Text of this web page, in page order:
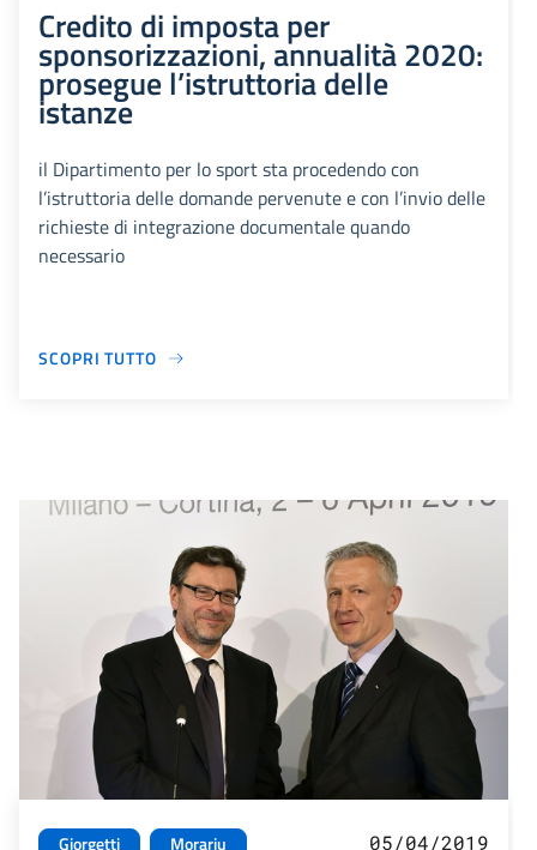
Credito di imposta per
sponsorizzazioni, annualità 2020:
prosegue l’istruttoria delle
istanze
il Dipartimento per lo sport sta procedendo con
l’istruttoria delle domande pervenute e con l’invio delle
richieste di integrazione documentale quando
necessario
SCOPRI TUTTO
Giorgetti
Morariu
05/04/2019